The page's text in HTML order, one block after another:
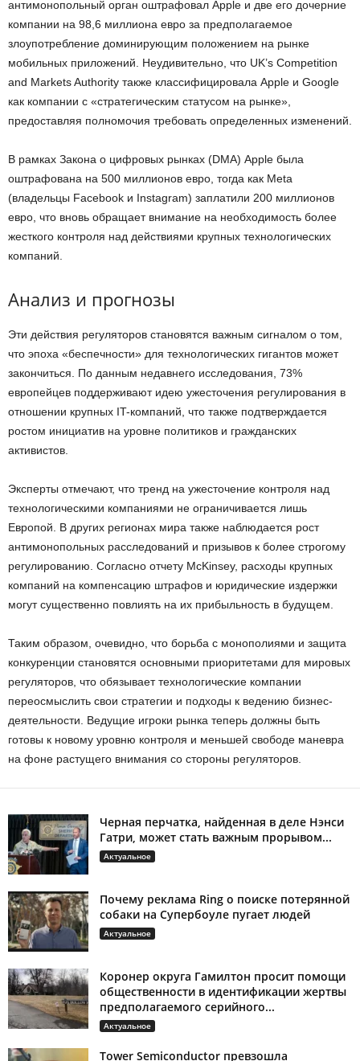
антимонопольный орган оштрафовал Apple и две его дочерние
компании на 98,6 миллиона евро за предполагаемое
злоупотребление доминирующим положением на рынке
мобильных приложений. Неудивительно, что UK’s Competition
and Markets Authority также классифицировала Apple и Google
как компании с «стратегическим статусом на рынке»,
предоставляя полномочия требовать определенных изменений.
В рамках Закона о цифровых рынках (DMA) Apple была
оштрафована на 500 миллионов евро, тогда как Meta
(владельцы Facebook и Instagram) заплатили 200 миллионов
евро, что вновь обращает внимание на необходимость более
жесткого контроля над действиями крупных технологических
компаний.
Анализ и прогнозы
Эти действия регуляторов становятся важным сигналом о том,
что эпоха «беспечности» для технологических гигантов может
закончиться. По данным недавнего исследования, 73%
европейцев поддерживают идею ужесточения регулирования в
отношении крупных IT-компаний, что также подтверждается
ростом инициатив на уровне политиков и гражданских
активистов.
Эксперты отмечают, что тренд на ужесточение контроля над
технологическими компаниями не ограничивается лишь
Европой. В других регионах мира также наблюдается рост
антимонопольных расследований и призывов к более строгому
регулированию. Согласно отчету McKinsey, расходы крупных
компаний на компенсацию штрафов и юридические издержки
могут существенно повлиять на их прибыльность в будущем.
Таким образом, очевидно, что борьба с монополиями и защита
конкуренции становятся основными приоритетами для мировых
регуляторов, что обязывает технологические компании
переосмыслить свои стратегии и подходы к ведению бизнес-
деятельности. Ведущие игроки рынка теперь должны быть
готовы к новому уровню контроля и меньшей свободе маневра
на фоне растущего внимания со стороны регуляторов.
Черная перчатка, найденная в деле Нэнси
Гатри, может стать важным прорывом...
Актуальное
Почему реклама Ring о поиске потерянной
собаки на Супербоуле пугает людей
Актуальное
Коронер округа Гамилтон просит помощи
общественности в идентификации жертвы
предполагаемого серийного...
Актуальное
Tower Semiconductor превзошла